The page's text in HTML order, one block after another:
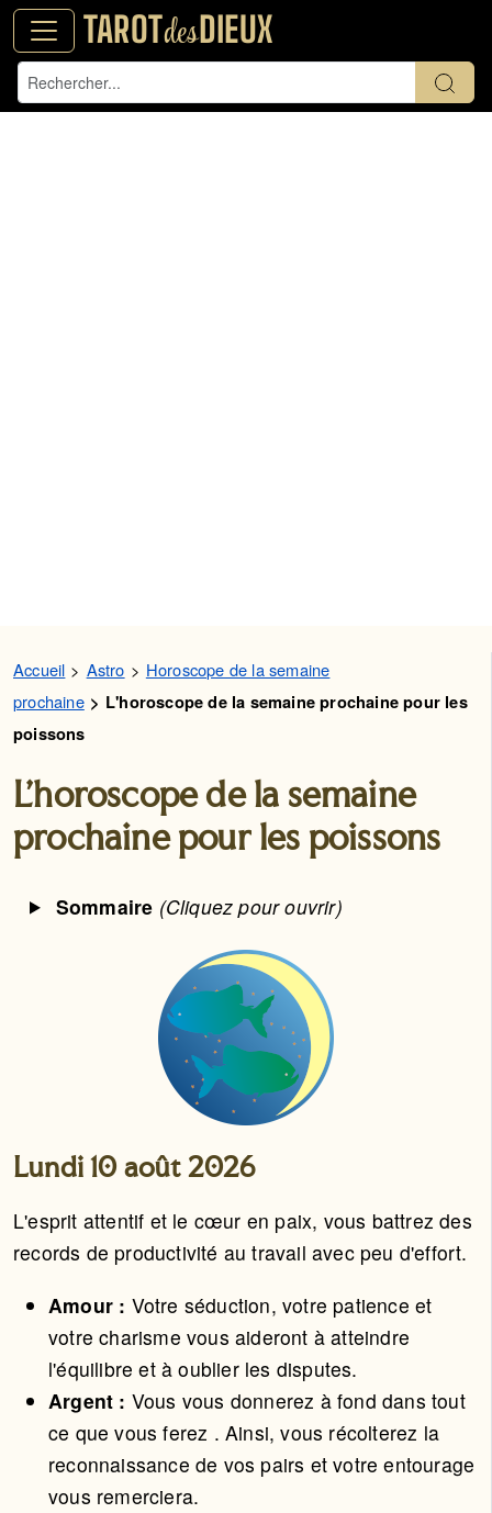
TAROTdesDIEUX
Accueil Astro
Horoscope de la semaine
prochaine
L'horoscope de la semaine prochaine pour les
poissons
L'horoscope de la semaine
prochaine pour les poissons
Sommaire (Cliquez pour ouvrir)
Lundi 10 août 2026
L'esprit attentif et le cœur en paix, vous battrez des
records de productivité au travail avec peu d'effort.
Amour : Votre séduction, votre patience et
votre charisme vous aideront à atteindre
l'équilibre et à oublier les disputes.
Argent : Vous vous donnerez à fond dans tout
ce que vous ferez . Ainsi, vous récolterez la
reconnaissance de vos pairs et votre entourage
vous remerciera.